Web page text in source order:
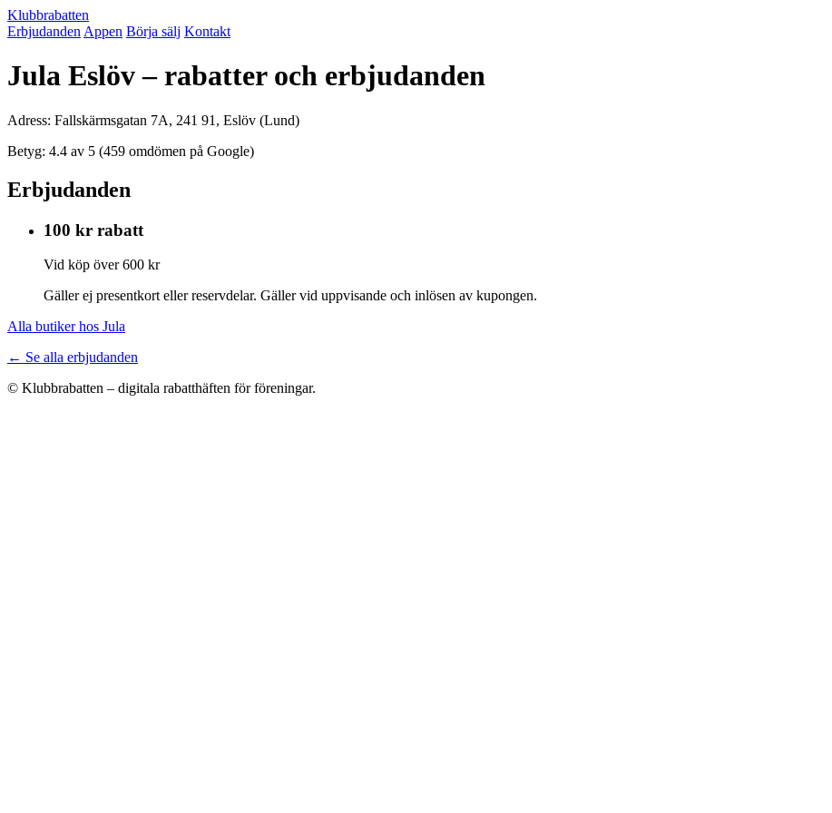
Klubbrabatten
Erbjudanden Appen Börja sälj Kontakt
Jula Eslöv – rabatter och erbjudanden
Adress: Fallskärmsgatan 7A, 241 91, Eslöv (Lund)
Betyg: 4.4 av 5 (459 omdömen på Google)
Erbjudanden
100 kr rabatt
Vid köp över 600 kr
Gäller ej presentkort eller reservdelar. Gäller vid uppvisande och inlösen av kupongen.
Alla butiker hos Jula
← Se alla erbjudanden
© Klubbrabatten – digitala rabatthäften för föreningar.